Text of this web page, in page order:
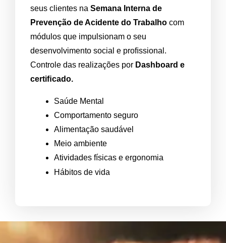
seus clientes na Semana Interna de
Prevenção de Acidente do Trabalho com
módulos que impulsionam o seu
desenvolvimento social e proﬁssional.
Controle das realizações por Dashboard e
certiﬁcado.
Saúde Mental
Comportamento seguro
Alimentação saudável
Meio ambiente
Atividades físicas e ergonomia
Hábitos de vida